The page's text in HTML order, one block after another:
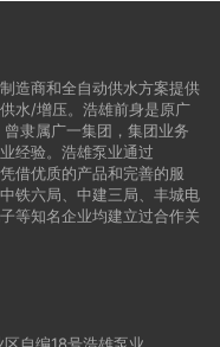
造商和全自动供水方案提供
水/增压。浩雄前身是原广
隶属广一集团，集团业务
经验。浩雄泵业通过
借优质的产品和完善的服
铁六局、中建三局、丰城电
等知名企业均建立过合作关